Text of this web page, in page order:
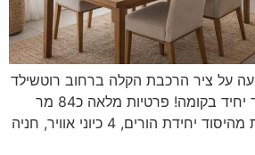
על ציר הרכבת הקלה ברחוב רוטשילד
פתח תקווה, דירת 4 חד יחיד בקומה! פרטיות מלאה כ84 מר
מתוכננת היטב משופצת מהיסוד יחידת הורים, 4 כיוני אוויר, חניה